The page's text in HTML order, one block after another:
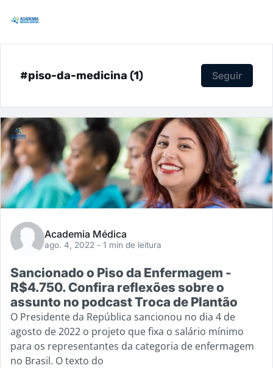
#piso-da-medicina (1) Seguir
Academia Médica
ago. 4, 2022 - 1 min de leitura
Sancionado o Piso da Enfermagem -
R$4.750. Confira reflexões sobre o
assunto no podcast Troca de Plantão
O Presidente da República sancionou no dia 4 de
agosto de 2022 o projeto que fixa o salário mínimo
para os representantes da categoria de enfermagem
no Brasil. O texto do